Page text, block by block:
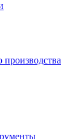
производства